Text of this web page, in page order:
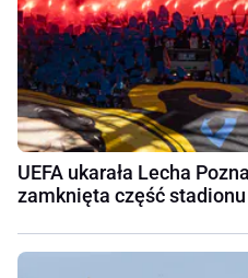
UEFA ukarała Lecha
zamknięta część